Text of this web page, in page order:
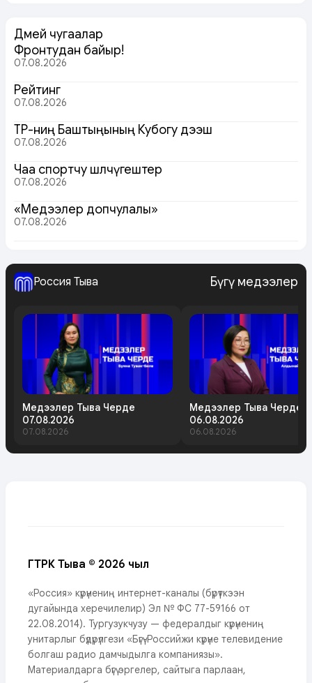
Дөмей чугаалар
Фронтудан байыр!
07.08.2026
Рейтинг
07.08.2026
ТР-ниң Баштыңының Кубогу дээш
07.08.2026
Чаа спортчу шөлчүгештер
07.08.2026
«Медээлер допчулалы»
07.08.2026
Россия Тыва Бүгү медээлер
Медээлер Тыва Черде
07.08.2026
07.08.2026
Медээлер Тыва Черде
06.08.2026
06.08.2026
ГТРК Тыва © 2026 чыл
«Россия» күрүнениң интернет-каналы (бүрүткээн
дугайында херечилелир) Эл № ФС 77-59166 от
22.08.2014). Тургузукчузу — федералдыг күрүнениң
унитарлыг бүдүрүлгези «Бүгү-Российжи күрүне телевидение
болгаш радио дамчыдылга компаниязы».
Материалдарга бүгү эргелер, сайтыга парлаан,